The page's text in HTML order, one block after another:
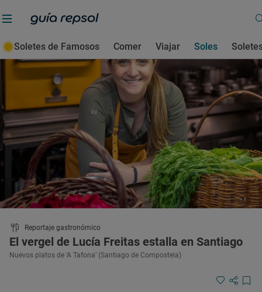
Soletes de Famosos Comer Viajar Soles
Restaurantes Tres Soles Guía Repsol
Reportaje gastronómico
El vergel de Lucía Freitas estalla en Santiago
Nuevos platos de ‘A Tafona’ (Santiago de Compostela)